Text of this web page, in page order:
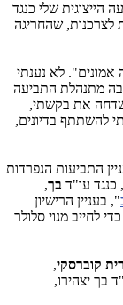
הייצוגית שלי כנגד
לצרכנות, שהחריגה
לא נענתי
מתנהלת התביעה
את בקשתי,
להשתתף בדיונים,
התביעות הנפרדות
כנגד עו"ד בך,
", בעניין הרישיון
לחייב מנוי סלולר
קוברסקי,
בך יצהירו,